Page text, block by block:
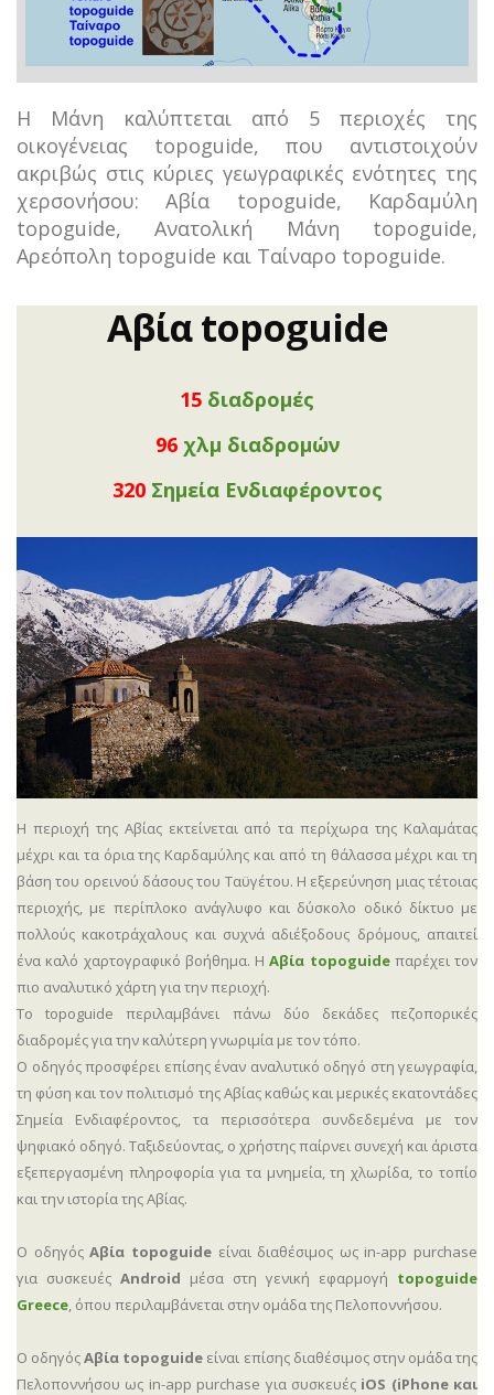
Η Μάνη καλύπτεται από 5 περιοχές της
οικογένειας topoguide, που αντιστοιχούν
ακριβώς στις κύριες γεωγραφικές ενότητες της
χερσονήσου: Αβία topoguide, Καρδαμύλη
topoguide, Ανατολική Μάνη topoguide,
Αρεόπολη topoguide και Ταίναρο topoguide.
Αβία topoguide
15 διαδρομές
98χλμ διαδρομών
328Σημεία Ενδιαφέροντος
Η περιοχή της Αβίας εκτείνεται από τα περίχωρα της Καλαμάτας
μέχρι και τα όρια της Καρδαμύλης και από τη θάλασσα μέχρι και τη
βάση του ορεινού δάσους του Ταϋγέτου. Η εξερεύνηση μιας τέτοιας
περιοχής, με περίπλοκο ανάγλυφο και δύσκολο οδικό δίκτυο με
πολλούς κακοτράχαλους και συχνά αδιέξοδους δρόμους, απαιτεί
ένα καλό χαρτογραφικό βοήθημα. ΗΑβία topoguideπαρέχει τον
πιο αναλυτικό χάρτη για την περιοχή.
Το topoguide περιλαμβάνει πάνω δύο δεκάδες πεζοπορικές
διαδρομές για την καλύτερη γνωριμία με τον τόπο.
Ο οδηγός προσφέρει επίσης έναν αναλυτικό οδηγό στη γεωγραφία,
τη φύση και τον πολιτισμό της Αβίας καθώς και μερικές εκατοντάδες
Σημεία Ενδιαφέροντος, τα περισσότερα συνδεδεμένα με τον
ψηφιακό οδηγό. Ταξιδεύοντας, ο χρήστης παίρνει συνεχή και άριστα
εξεπεργασμένη πληροφορία για τα μνημεία, τη χλωρίδα, το τοπίο
και την ιστορία της Αβίας.
Ο οδηγόςΑβία topoguideείναι διαθέσιμος ως in-app purchase
για συσκευές Android μέσα στη γενική εφαρμογή topoguide
Greece, όπου περιλαμβάνεται στην ομάδα της Πελοποννήσου.
Ο οδηγόςΑβία topoguide είναι επίσης διαθέσιμος στην ομάδα της
Πελοποννήσου ως in-app purchase για συσκευές iOS (iPhone και